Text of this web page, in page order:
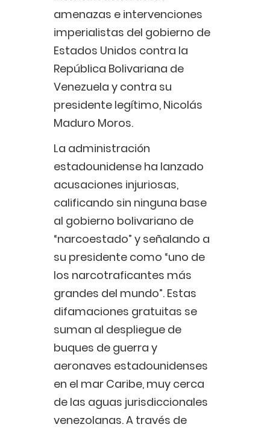
amenazas e intervenciones
imperialistas del gobierno de
Estados Unidos contra la
República Bolivariana de
Venezuela y contra su
presidente legítimo, Nicolás
Maduro Moros.
La administración
estadounidense ha lanzado
acusaciones injuriosas,
calificando sin ninguna base
al gobierno bolivariano de
“narcoestado” y señalando a
su presidente como “uno de
los narcotraficantes más
grandes del mundo”. Estas
difamaciones gratuitas se
suman al despliegue de
buques de guerra y
aeronaves estadounidenses
en el mar Caribe, muy cerca
de las aguas jurisdiccionales
venezolanas. A través de